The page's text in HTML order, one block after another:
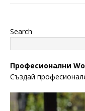
Search
Професионални
Създай